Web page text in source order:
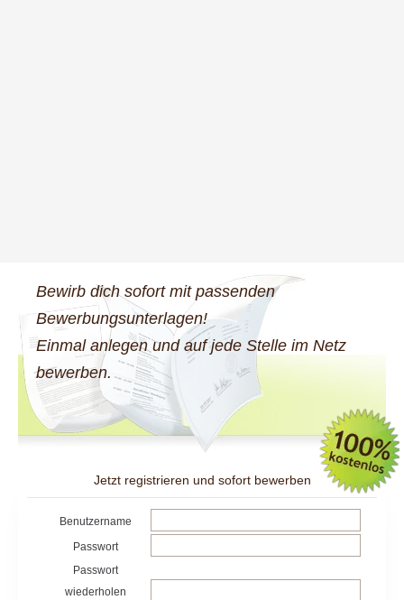
Bewirb dich sofort mit passenden
Bewerbungsunterlagen!
Einmal anlegen und auf jede Stelle im Netz
bewerben.
Jetzt registrieren und sofort bewerben
Benutzername
Passwort
Passwort
wiederholen